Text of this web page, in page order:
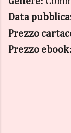
Data
Prezzo
Prezzo ebook: